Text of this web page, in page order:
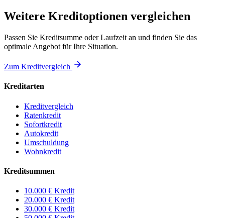
Weitere Kreditoptionen vergleichen
Passen Sie Kreditsumme oder Laufzeit an und finden Sie das
optimale Angebot für Ihre Situation.
Zum Kreditvergleich
Kreditarten
Kreditvergleich
Ratenkredit
Sofortkredit
Autokredit
Umschuldung
Wohnkredit
Kreditsummen
10.000 € Kredit
20.000 € Kredit
30.000 € Kredit